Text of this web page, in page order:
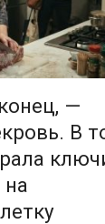
—
В
на